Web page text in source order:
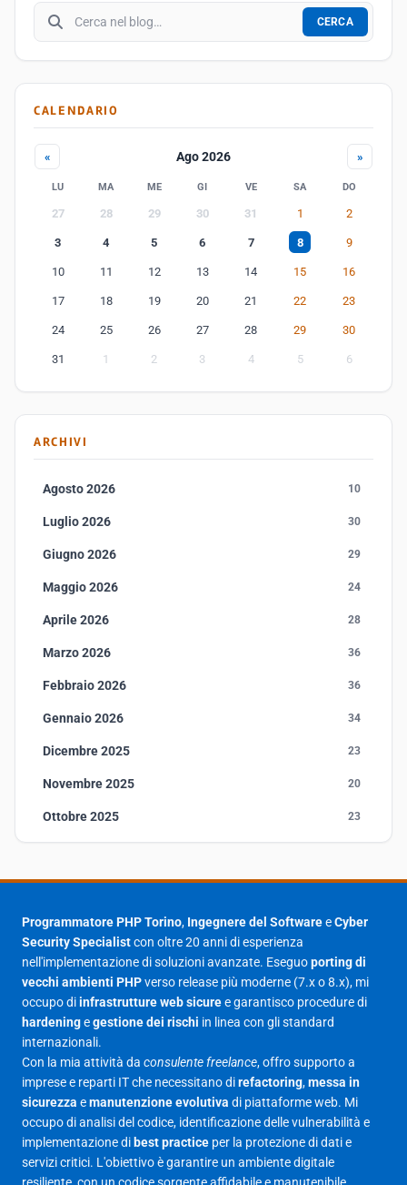
Cerca nel blog
CERCA
CALENDARIO
« Ago 2026 »
LU MA ME GI VE SA DO
27 28 29 30 31 1 2
3 4 5 6 7 8 9
10 11 12 13 14 15 16
17 18 19 20 21 22 23
24 25 26 27 28 29 30
31 1 2 3 4 5 6
ARCHIVI
Agosto 2026 10
Luglio 2026 30
Giugno 2026 29
Maggio 2026 24
Aprile 2026 28
Marzo 2026 36
Febbraio 2026 36
Gennaio 2026 34
Dicembre 2025 23
Novembre 2025 20
Ottobre 2025 23
Agosto 2025 1
23
Giugno 2025
Maggio 2025 27
Aprile 2025
Marzo 2025
Febbraio 2025 17
Gennaio 2025
Giugno 2023
Maggio 2023
Programmatore PHP Torino, Ingegnere del SoftwareeCyber
Security Specialistcon oltre 20 anni di esperienza
nell'implementazione di soluzioni avanzate. Eseguoporting di
vecchi ambienti PHPverso release più moderne (7.x o 8.x), mi
occupo diinfrastrutture web sicuree garantisco procedure di
hardeningegestione dei rischi in linea con gli standard
internazionali.
Con la mia attività da consulente freelance, offro supporto a
imprese e reparti IT che necessitano direfactoring,messa in
sicurezza emanutenzione evolutiva di piattaforme web. Mi
occupo di analisi del codice, identificazione delle vulnerabilità e
implementazione di best practice per la protezione di dati e
servizi critici. L'obiettivo è garantire un ambiente digitale